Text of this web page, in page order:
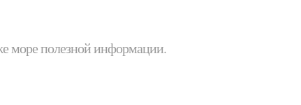
море полезной информации.